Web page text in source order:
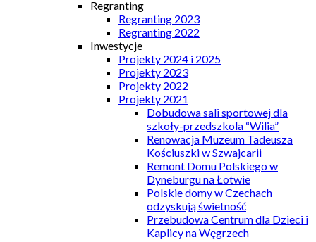
Regranting
Regranting 2023
Regranting 2022
Inwestycje
Projekty 2024 i 2025
Projekty 2023
Projekty 2022
Projekty 2021
Dobudowa sali sportowej dla
szkoły-przedszkola “Wilia”
Renowacja Muzeum Tadeusza
Kościuszki w Szwajcarii
Remont Domu Polskiego w
Dyneburgu na Łotwie
Polskie domy w Czechach
odzyskują świetność
Przebudowa Centrum dla Dzieci i
Kaplicy na Węgrzech